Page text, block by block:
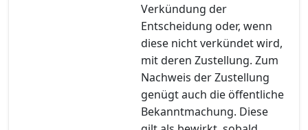
Verkündung der
Entscheidung oder, wenn
diese nicht verkündet wird,
mit deren Zustellung. Zum
Nachweis der Zustellung
genügt auch die öffentliche
Bekanntmachung. Diese